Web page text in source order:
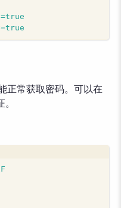
正常获取密码。可以在